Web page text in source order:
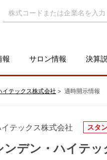
報 サロン情報 決算
イテックス株式会社 適時開示情報
テックス株式会社 スタ
ンデン・ハイテ